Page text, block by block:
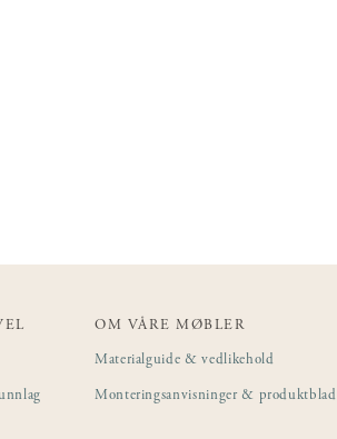
OM VÅRE MØBLER
Materialguide & vedlikehold
Monteringsanvisninger & produktblad